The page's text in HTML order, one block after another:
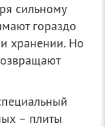
сильному
гораздо
хранении. Но
– плиты